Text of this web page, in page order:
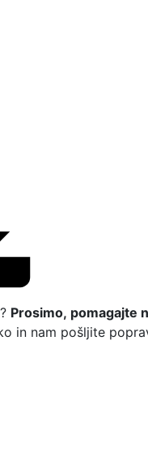
Prosimo, pomagajte
in nam pošljite